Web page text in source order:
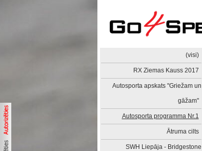
(visi)
RX Ziemas Kauss 2017
Autosporta apskats "Griežam un
gāžam"
Autosporta programma Nr.1
Ātruma cilts
SWH Liepāja - Bridgestone